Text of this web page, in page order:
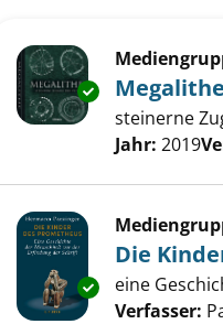
Exemplar-
Megalithe
steinerne
Suche nach
Jahr: 2019
Exemplar-
Die
eine
Verfasser: